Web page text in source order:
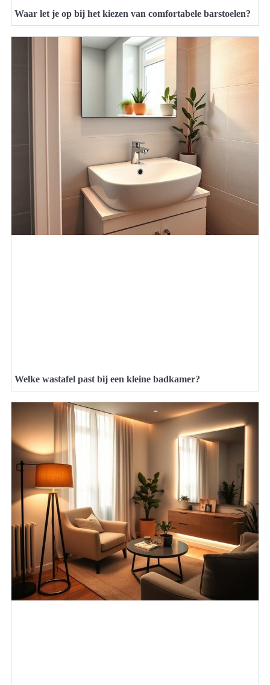
Waar let je op bij het kiezen van comfortabele barstoelen?
Welke wastafel past bij een kleine badkamer?